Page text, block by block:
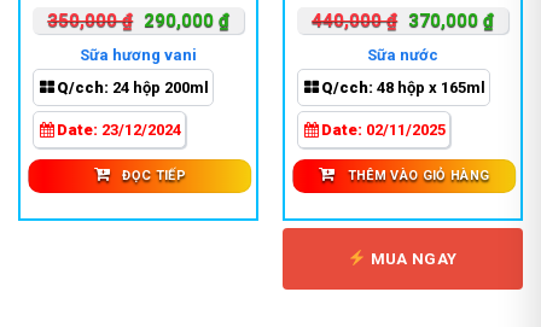
350,000₫ Giá
là:
350,000 ₫.
290,000 ₫Giá
290,000 ₫.
Sữa hương vani
Q/cch: 24 hộp 200ml
Date: 23/12/2024
ĐỌC TIẾP
440,000₫ Giá
gốc
là:
440,000 ₫.
370,000 ₫Giá
Sữa nước
Q/cch: 48 hộp x 165ml
Date: 02/11/2025
THÊM VÀO GIỎ HÀNG
MUA NGAY
₫.